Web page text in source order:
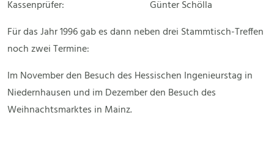
Kassenprüfer: Günter Schölla
Für das Jahr 1996 gab es dann neben drei Stammtisch-Treffen
noch zwei Termine:
Im November den Besuch des Hessischen Ingenieurstag in
Niedernhausen und im Dezember den Besuch des
Weihnachtsmarktes in Mainz.